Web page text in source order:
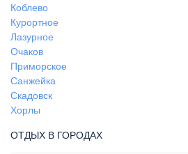
Коблево
Курортное
Лазурное
Очаков
Приморское
Санжейка
Скадовск
Хорлы
ОТДЫХ В ГОРОДАХ